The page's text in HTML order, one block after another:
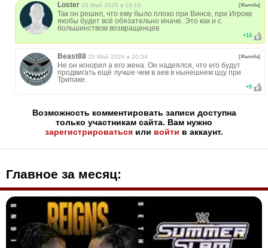
Loster 20 Май 2026 в 19:18 [Жалоба]
Так он решил, что ему было плохо при Винсе, при Игроке
якобы будет всё обязательно иначе. Это как и с
большинством возвращенцев.
+14
Beast88 20 Май 2026 в 20:54 [Жалоба]
Не он игнорил а его жена. Он надеялся, что его будут
продвигать ещё лучше чем в аев в нынешнем ццу при
Трипаке.
+9
Возможность комментировать записи доступна
только участникам сайта. Вам нужно
зарегистрироваться или войти в аккаунт.
Главное за месяц: